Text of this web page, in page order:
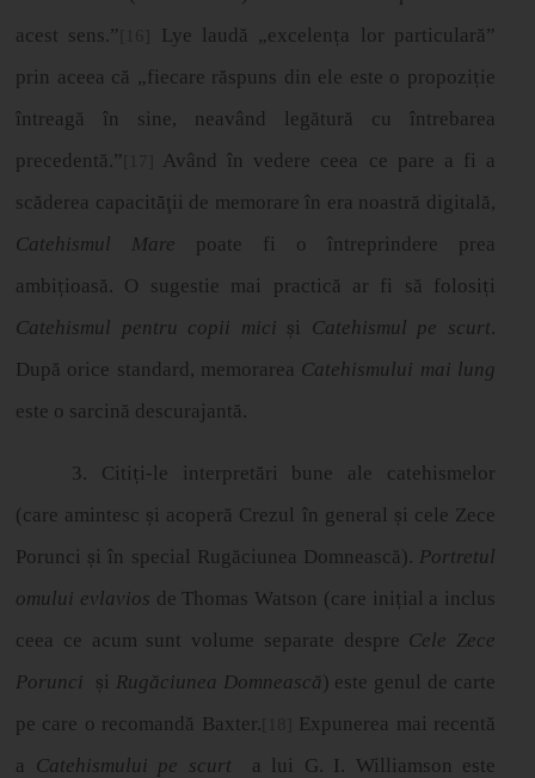
acest sens.” Lye laudă „excelența lor particulară”
prin aceea că „fiecare răspuns din ele este o propoziție
întreagă în sine, neavând legătură cu întrebarea
precedentă .”
Având în vedere ceea ce pare a fi a
scăderea capacităţii de memorare în era noastră digitală,
Catehismul Mare poate fi o întreprindere prea
ambițioasă . O sugestie mai practică ar fi să folosiți
Catehismul pentru copii mici și Catehismul pe scurt .
După orice standard, memorarea Catehismului mai lung
este o sarcină descurajantă.
3. Citiți-le interpretări bune ale catehismelor
(care amintesc și acoperă Crezul în general și cele Zece
Porunci și în special Rugăciunea Domnească ). Portretul
omului evlavios de Thomas Watson (care inițial a inclus
ceea ce acum sunt volume separate despre Cele Zece
Porunci
și Rugăciunea Domnească ) este genul de carte
pe care o recomandă Baxter.
Expunerea mai recentă
a Catehismului pe scurt
a lui G. I. Williamson este